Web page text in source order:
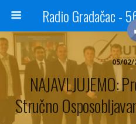
05/02/
NAJAVLJUJEMO:
Stručno